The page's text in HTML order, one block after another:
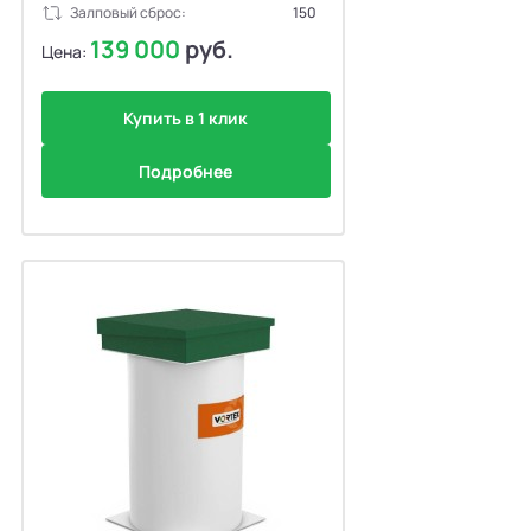
Залповый сброс:
150
Цена: 139 000 руб.
Купить в 1 клик
Подробнее